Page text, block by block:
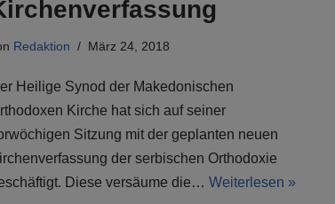
Redaktion März 24, 2018
Heilige Synod der Makedonischen
Kirche hat sich auf seiner
Sitzung mit der geplanten neuen
der serbischen Orthodoxie
Diese versäume die… Weiterlesen »